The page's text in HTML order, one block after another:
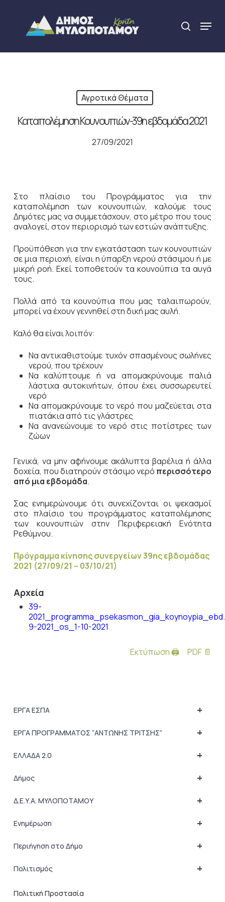
content
search
Menu
Αγροτικά Θέματα
Καταπολέμηση Κουνουπιών-39η εβδομάδα 2021
27/09/2021
Στο πλαίσιο του Προγράμματος για την
καταπολέμηση των κουνουπιών, καλούμε τους
Δημότες μας να συμμετάσχουν, στο μέτρο που τους
αναλογεί, στον περιορισμό των εστιών ανάπτυξης.
Προϋπόθεση για την εγκατάσταση των κουνουπιών
σε μια περιοχή, είναι η ύπαρξη νερού στάσιμου ή με
μικρή ροή. Εκεί τοποθετούν τα κουνούπια τα αυγά
τους.
Πολλά από τα κουνούπια που μας ταλαιπωρούν,
μπορεί να έχουν γεννηθεί στη δική μας αυλή.
Καλό θα είναι λοιπόν:
Να αντικαθιστούμε τυχόν σπασμένους σωλήνες
νερού, που τρέχουν
Να καλύπτουμε ή να απομακρύνουμε παλιά
λάστιχα αυτοκινήτων, όπου έχει συσσωρευτεί
νερό
Να απομακρύνουμε το νερό που μαζεύεται στα
πιατάκια από τις γλάστρες
Να ανανεώνουμε το νερό στις ποτίστρες των
ζώων
Γενικά, να μην αφήνουμε ακάλυπτα βαρέλια ή άλλα
δοχεία, που διατηρούν στάσιμο νερό περισσότερο
από μια εβδομάδα.
Σας ενημερώνουμε ότι συνεχίζονται οι ψεκασμοί
στο πλαίσιο του προγράμματος καταπολέμησης
των κουνουπιών στην Περιφερειακή Ενότητα
Ρεθύμνου.
Πρόγραμμα κίνησης συνεργείων 39ης εβδομάδας
2021 (27/09/21 – 03/10/21)
Αρχεία
39-
9-2021_os_1-10-2021
Εκτύπωση 🖨 PDF 📄
+
ΕΡΓΑ ΕΣΠΑ
+
ΕΡΓΑ ΠΡΟΓΡΑΜΜΑΤΟΣ “ΑΝΤΩΝΗΣ ΤΡΙΤΣΗΣ”
+
ΕΛΛΑΔΑ 2.0
+
Δήμος
+
Δ.Ε.Υ.Α. ΜΥΛΟΠΟΤΑΜΟΥ
+
Ενημέρωση
+
Περιήγηση στο Δήμο
+
Πολιτισμός
Πολιτική Προστασία
Close